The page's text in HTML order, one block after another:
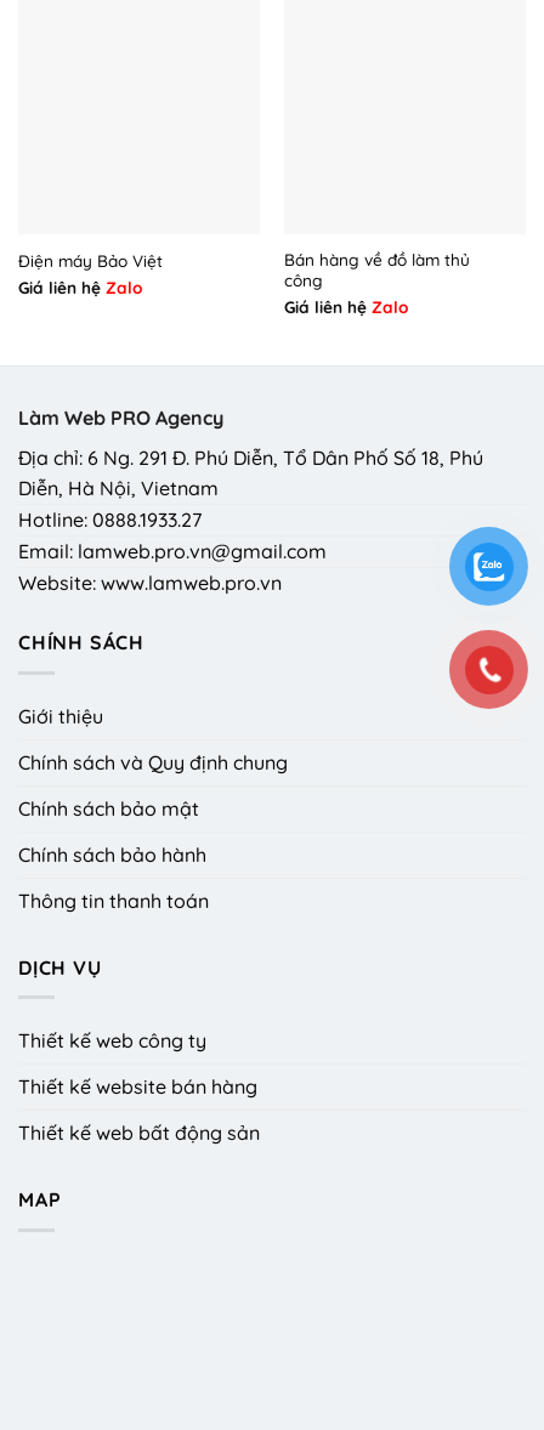
Điện máy Bảo Việt
Giá liên hệ Zalo
Bán hàng về đồ làm thủ
công
Giá liên hệ Zalo
Làm Web PRO Agency
Địa chỉ: 6 Ng. 291 Đ. Phú Diễn, Tổ Dân Phố Số 18, Phú
Diễn, Hà Nội, Vietnam
Hotline: 0888.1933.27
Email: lamweb.pro.vn@gmail.com
Website: www.lamweb.pro.vn
CHÍNH SÁCH
Giới thiệu
Chính sách và Quy định chung
Chính sách bảo mật
Chính sách bảo hành
Thông tin thanh toán
DỊCH VỤ
Thiết kế web công ty
Thiết kế website bán hàng
Thiết kế web bất động sản
MAP